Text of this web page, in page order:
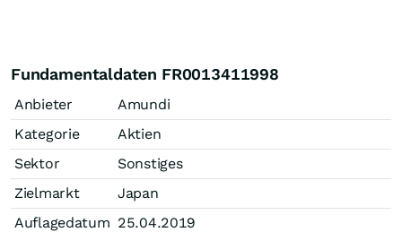
Fundamentaldaten FR0013411998
Anbieter
Amundi
Kategorie
Aktien
Sektor
Sonstiges
Zielmarkt
Japan
Auflagedatum 25.04.2019